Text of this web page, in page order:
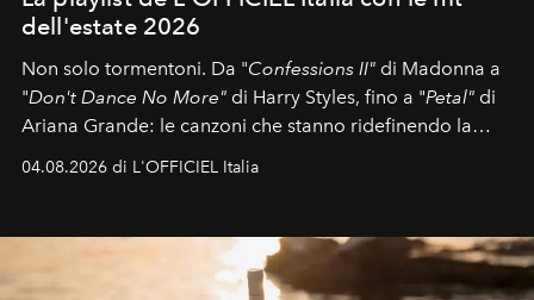
dell'estate 2026
Non solo tormentoni. Da "Confessions II" di Madonna a
"Don't Dance No More" di Harry Styles, fino a "Petal" di
Ariana Grande: le canzoni che stanno ridefinendo la
04.08.2026 di L'OFFICIEL Italia